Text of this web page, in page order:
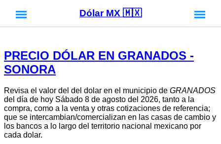
Dólar MX 🇲🇽
PRECIO DÓLAR EN GRANADOS -
SONORA
Revisa el valor del del dolar en el municipio de GRANADOS
del día de hoy Sábado 8 de agosto del 2026, tanto a la
compra, como a la venta y otras cotizaciones de referencia;
que se intercambian/comercializan en las casas de cambio y
los bancos a lo largo del territorio nacional mexicano por
cada dolar.